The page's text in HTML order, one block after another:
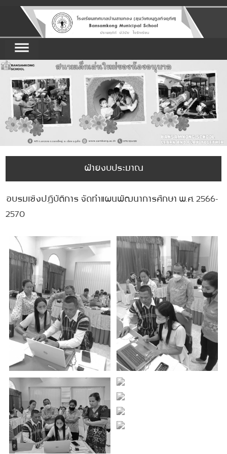
ฝ่ายงบประมาณ
อบรมเชิงปฏิบัติการ จัดทำแผนพัฒนาการศึกษา พ.ศ. 2566-
2570